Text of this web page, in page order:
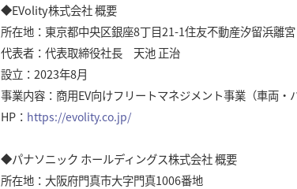
◆EVolity株式会社 概要
所在地：東京都中央区銀座8丁目21-1住友不動産汐留浜離
代表者：代表取締役社長 天池 正治
設立：2023年8月
事業内容：商用EV向けフリートマネジメント事業（車両
HP： https://evolity.co.jp/
◆パナソニック ホールディングス株式会社 概要
所在地：大阪府門真市大字門真1006番地